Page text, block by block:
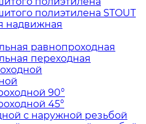
полиэтилена STOUT
надвижная
равнопроходная
переходная
90°
45°
с наружной резьбой